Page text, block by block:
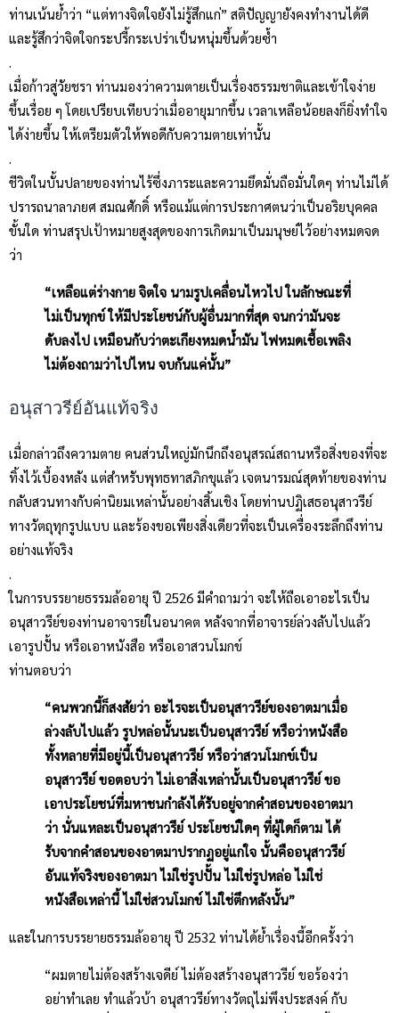
ท่านเน้นย้ำว่า “แต่ทางจิตใจยังไม่รู้สึกแก่” สติปัญญายังคงทำงานได้ดี
และรู้สึกว่าจิตใจกระปรี้กระเปร่าเป็นหนุ่มขึ้นด้วยซ้ำ
.
เมื่อก้าวสู่วัยชรา ท่านมองว่าความตายเป็นเรื่องธรรมชาติและเข้าใจง่าย
ขึ้นเรื่อย ๆ โดยเปรียบเทียบว่าเมื่ออายุมากขึ้น เวลาเหลือน้อยลงก็ยิ่งทำใจ
ได้ง่ายขึ้น ให้เตรียมตัวให้พอดีกับความตายเท่านั้น
.
ชีวิตในบั้นปลายของท่านไร้ซึ่งภาระและความยึดมั่นถือมั่นใดๆ ท่านไม่ได้
ปรารถนาลาภยศ สมณศักดิ์ หรือแม้แต่การประกาศตนว่าเป็นอริยบุคคล
ขั้นใด ท่านสรุปเป้าหมายสูงสุดของการเกิดมาเป็นมนุษย์ไว้อย่างหมดจด
ว่า
“เหลือแต่ร่างกาย จิตใจ นามรูปเคลื่อนไหวไป ในลักษณะที่
ไม่เป็นทุกข์ ให้มีประโยชน์กับผู้อื่นมากที่สุด จนกว่ามันจะ
ดับลงไป เหมือนกับว่าตะเกียงหมดน้ำมัน ไฟหมดเชื้อเพลิง
ไม่ต้องถามว่าไปไหน จบกันแค่นั้น”
อนุสาวรีย์อันแท้จริง
เมื่อกล่าวถึงความตาย คนส่วนใหญ่มักนึกถึงอนุสรณ์สถานหรือสิ่งของที่จะ
ทิ้งไว้เบื้องหลัง แต่สำหรับพุทธทาสภิกขุแล้ว เจตนารมณ์สุดท้ายของท่าน
กลับสวนทางกับค่านิยมเหล่านั้นอย่างสิ้นเชิง โดยท่านปฏิเสธอนุสาวรีย์
ทางวัตถุทุกรูปแบบ และร้องขอเพียงสิ่งเดียวที่จะเป็นเครื่องระลึกถึงท่าน
อย่างแท้จริง
.
ในการบรรยายธรรมล้ออายุ ปี 2526 มีคำถามว่า จะให้ถือเอาอะไรเป็น
อนุสาวรีย์ของท่านอาจารย์ในอนาคต หลังจากที่อาจารย์ล่วงลับไปแล้ว
เอารูปปั้น หรือเอาหนังสือ หรือเอาสวนโมกข์
ท่านตอบว่า
“คนพวกนี้ก็สงสัยว่า อะไรจะเป็นอนุสาวรีย์ของอาตมาเมื่อ
ล่วงลับไปแล้ว รูปหล่อนั้นนะเป็นอนุสาวรีย์ หรือว่าหนังสือ
ทั้งหลายที่มีอยู่นี้เป็นอนุสาวรีย์ หรือว่าสวนโมกข์เป็น
อนุสาวรีย์ ขอตอบว่า ไม่เอาสิ่งเหล่านั้นเป็นอนุสาวรีย์ ขอ
เอาประโยชน์ที่มหาชนกำลังได้รับอยู่จากคำสอนของอาตมา
ว่า นั่นแหละเป็นอนุสาวรีย์ ประโยชน์ใดๆ ที่ผู้ใดก็ตาม ได้
รับจากคำสอนของอาตมาปรากฏอยู่แก่ใจ นั้นคืออนุสาวรีย์
อันแท้จริงของอาตมา ไม่ใช่รูปปั้น ไม่ใช่รูปหล่อ ไม่ใช่
หนังสือเหล่านี้ ไม่ใช่สวนโมกข์ ไม่ใช่ตึกหลังนั้น”
และในการบรรยายธรรมล้ออายุ ปี 2532 ท่านได้ย้ำเรื่องนี้อีกครั้งว่า
“ผมตายไม่ต้องสร้างเจดีย์ ไม่ต้องสร้างอนุสาวรีย์ ขอร้องว่า
อย่าทำเลย ทำแล้วบ้า อนุสาวรีย์ทางวัตถุไม่พึงประสงค์ กับ